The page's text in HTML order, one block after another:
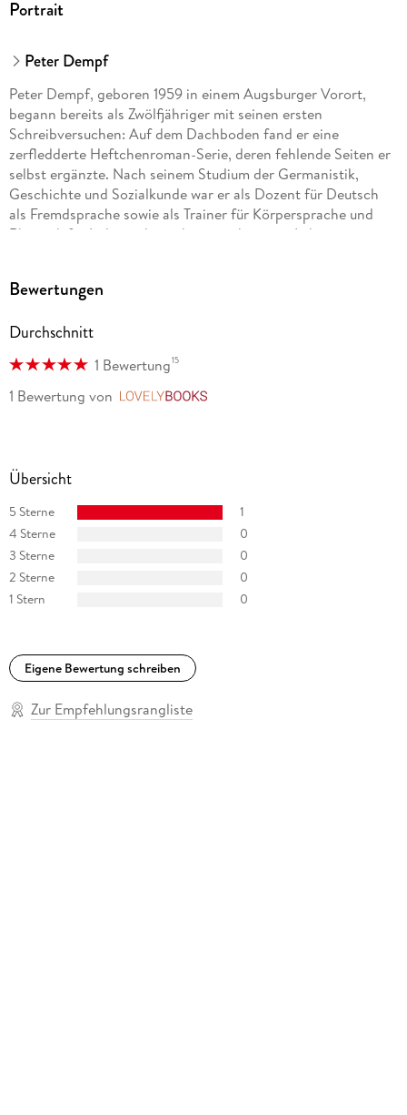
Portrait
Peter Dempf
Peter Dempf, geboren 1959 in einem Augsburger Vorort,
begann bereits als Zwölfjähriger mit seinen ersten
Schreibversuchen: Auf dem Dachboden fand er eine
zerfledderte Heftchenroman-Serie, deren fehlende Seiten er
selbst ergänzte. Nach seinem Studium der Germanistik,
Geschichte und Sozialkunde war er als Dozent für Deutsch
als Fremdsprache sowie als Trainer für Körpersprache und
Rhetorik für Industriebetriebe tätig, bevor er Lehrer an einem
Peter Dempfs Werke wurden mit zahlreichen Preisen
Augsburg für Literatur«, und auch die Augsburger Allgemeine
sagt: »Peter Dempf kann wunderbar erzählen. «
Peter Dempf lebt mit seiner Familie in Stadtbergen bei
Bewertungen
Durchschnitt
1 Bewertung15
1 Bewertung von
Übersicht
5 Sterne
1
4 Sterne
0
3 Sterne
0
2 Sterne
0
1 Stern
0
Eigene Bewertung schreiben
Zur Empfehlungsrangliste